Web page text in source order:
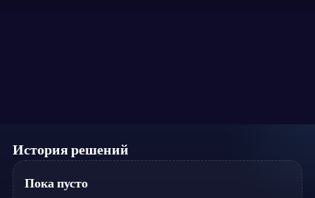
История решений
Пока пусто